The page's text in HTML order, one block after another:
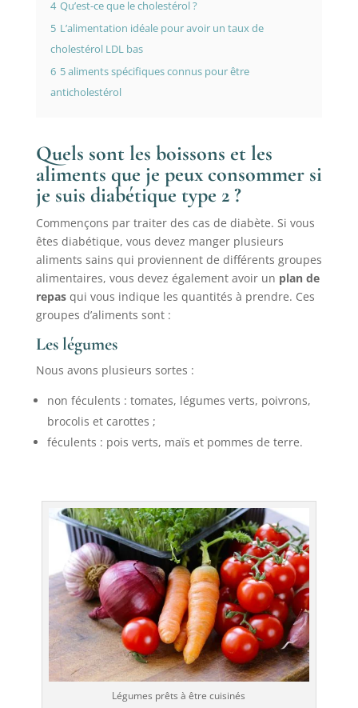
4 Qu’est-ce que le cholestérol ?
5 L’alimentation idéale pour avoir un taux de
cholestérol LDL bas
6 5 aliments spécifiques connus pour être
anticholestérol
Quels sont les boissons et les
aliments que je peux consommer si
je suis diabétique type 2 ?
Commençons par traiter des cas de diabète. Si vous
êtes diabétique, vous devez manger plusieurs
aliments sains qui proviennent de différents groupes
alimentaires, vous devez également avoir un plan de
repasqui vous indique les quantités à prendre. Ces
groupes d’aliments sont :
Les légumes
Nous avons plusieurs sortes :
non féculents : tomates, légumes verts, poivrons,
brocolis et carottes ;
féculents : pois verts, maïs et pommes de terre.
Légumes prêts à être cuisinés